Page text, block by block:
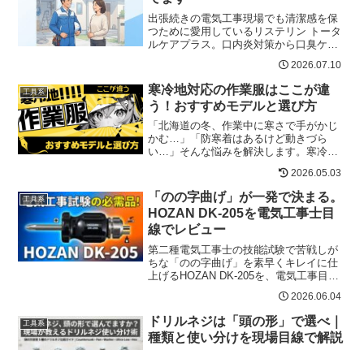
出張続きの電気工事現場でも清潔感を保
つために愛用しているリステリン トータ
ルケアプラス。口内炎対策から口臭ケア
2026.07.10
工具系
寒冷地対応の作業服はここが違
う！おすすめモデルと選び方
「北海道の冬、作業中に寒さで手がかじ
かむ…」「防寒着はあるけど動きづら
い…」そんな悩みを解決します。寒冷地
対応の作業服は「防寒性能・防水性・動
きやすさ・サイズ展開」が圧倒的に違い
ます。特に北海道の冬に耐えるには、素
材と設計の工夫が必須です。...
2026.05.03
工具系
「のの字曲げ」が一発で決まる。
HOZAN DK-205を電気工事士目
線でレビュー
第二種電気工事士の技能試験で苦戦しが
ちな「のの字曲げ」を素早くキレイに仕
上げるHOZAN DK-205を、電気工事目線
点、口コミ、あわせて揃えたい工具まで
事実ベースでまとめました。
2026.06.04
工具系
ドリルネジは「頭の形」で選べ｜
種類と使い分けを現場目線で解説